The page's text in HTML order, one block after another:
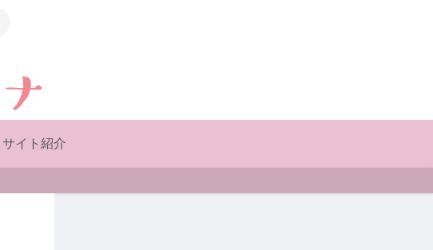
サイト紹介